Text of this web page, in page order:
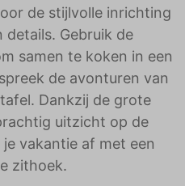
de stijlvolle inrichting
details. Gebruik de
samen te koken in een
de avonturen van
Dankzij de grote
uitzicht op de
vakantie af met een
zithoek.